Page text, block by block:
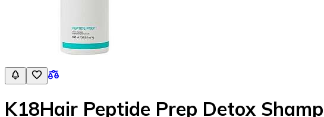
K18Hair Peptide Prep Detox